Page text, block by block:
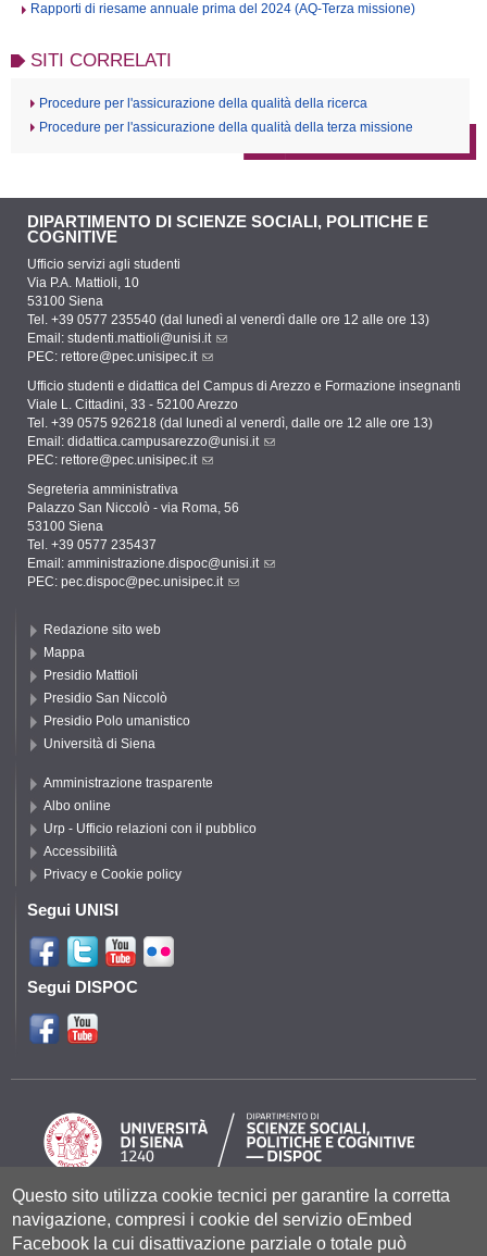
Rapporti di riesame annuale prima del 2024 (AQ-Terza missione)
SITI CORRELATI
Procedure per l'assicurazione della qualità della ricerca
Procedure per l'assicurazione della qualità della terza missione
DIPARTIMENTO DI SCIENZE SOCIALI, POLITICHE E
COGNITIVE
Ufficio servizi agli studenti
Via P.A. Mattioli, 10
53100 Siena
Tel. +39 0577 235540 (dal lunedì al venerdì dalle ore 12 alle ore 13)
Email: studenti.mattioli@unisi.it
PEC: rettore@pec.unisipec.it
Ufficio studenti e didattica del Campus di Arezzo e Formazione insegnanti
Viale L. Cittadini, 33 - 52100 Arezzo
Tel. +39 0575 926218 (dal lunedì al venerdì, dalle ore 12 alle ore 13)
Email: didattica.campusarezzo@unisi.it
PEC: rettore@pec.unisipec.it
Segreteria amministrativa
Palazzo San Niccolò - via Roma, 56
53100 Siena
Tel. +39 0577 235437
Email: amministrazione.dispoc@unisi.it
PEC: pec.dispoc@pec.unisipec.it
Redazione sito web
Mappa
Presidio Mattioli
Presidio San Niccolò
Presidio Polo umanistico
Università di Siena
Amministrazione trasparente
Albo online
Urp - Ufficio relazioni con il pubblico
Accessibilità
Privacy e Cookie policy
Segui UNISI
Segui DISPOC
Università degli Studi di Siena- Rettorato, via Banchi di Sotto 55, 53100
Siena ITALIA
Questo sito utilizza cookie tecnici per garantire la corretta
navigazione, compresi i cookie del servizio oEmbed
Facebook la cui disattivazione parziale o totale può